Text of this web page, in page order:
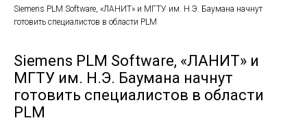
Siemens PLM Software, «ЛАНИТ» и МГТУ им. Н.Э. Баумана начнут
готовить специалистов в области PLM
Siemens PLM Software, «ЛАНИТ» и
МГТУ им. Н.Э. Баумана начнут
готовить специалистов в области
PLM